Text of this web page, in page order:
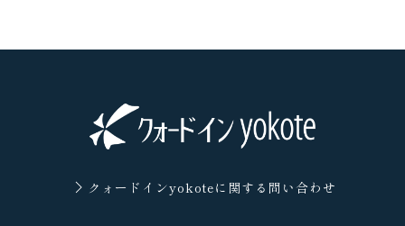
クォードインyokoteに 関する問い合わせ